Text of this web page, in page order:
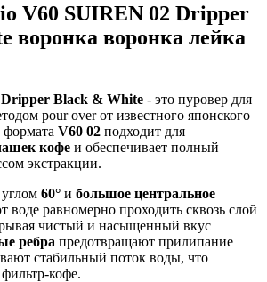
V60 SUIREN 02 Dripper
воронка воронка лейка
Black & White - это пуровер для
pour over от известного японского
V60 02 подходит для
кофе и обеспечивает полный
экстракции.
60° и большое центральное
воде равномерно проходить сквозь слой
чистый и насыщенный вкус
ребра предотвращают прилипание
стабильный поток воды, что
кофе.